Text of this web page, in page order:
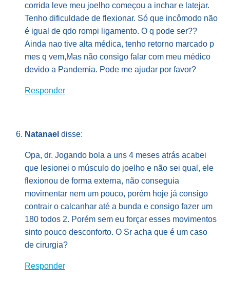
corrida leve meu joelho começou a inchar e latejar.
Tenho dificuldade de flexionar. Só que incômodo não
é igual de qdo rompi ligamento. O q pode ser??
Ainda nao tive alta médica, tenho retorno marcado p
mes q vem,Mas não consigo falar com meu médico
devido a Pandemia. Pode me ajudar por favor?
Responder
Natanael disse:
Opa, dr. Jogando bola a uns 4 meses atrás acabei
que lesionei o músculo do joelho e não sei qual, ele
flexionou de forma externa, não conseguia
movimentar nem um pouco, porém hoje já consigo
contrair o calcanhar até a bunda e consigo fazer um
180 todos 2. Porém sem eu forçar esses movimentos
sinto pouco desconforto. O Sr acha que é um caso
de cirurgia?
Responder